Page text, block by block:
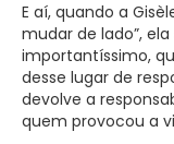
E aí, quando a
mudar de lado”,
importantíssimo,
desse lugar de
devolve a
quem provocou a